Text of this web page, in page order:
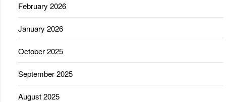
February 2026
January 2026
October 2025
September 2025
August 2025